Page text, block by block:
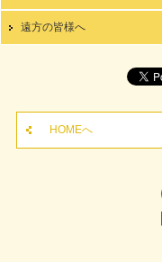
遠方の皆様へ
HOMEへ